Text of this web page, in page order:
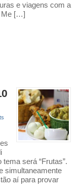
e viagens com a
Me […]
será “Frutas”.
simultaneamente
aí para provar